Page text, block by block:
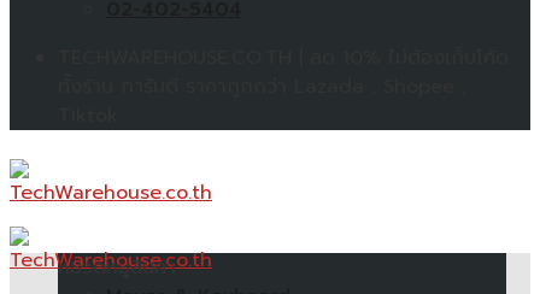
หมวดหมู่สินค้า